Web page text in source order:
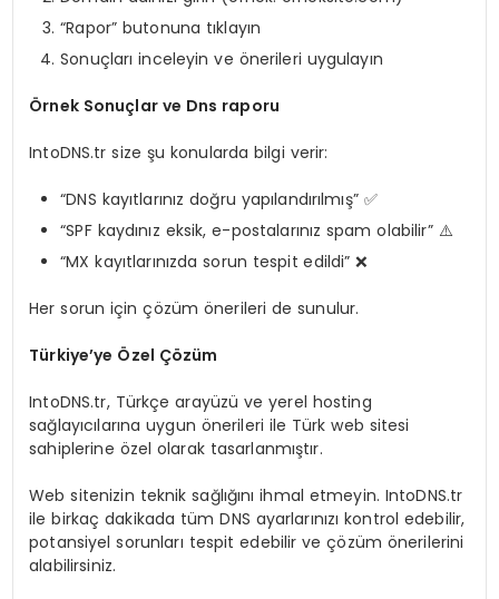
“Rapor” butonuna tıklayın
Sonuçları inceleyin ve önerileri uygulayın
Örnek Sonuçlar ve Dns raporu
IntoDNS.tr size şu konularda bilgi verir:
“DNS kayıtlarınız doğru yapılandırılmış” ✅
“SPF kaydınız eksik, e-postalarınız spam olabilir” ⚠️
“MX kayıtlarınızda sorun tespit edildi” ❌
Her sorun için çözüm önerileri de sunulur.
Türkiye’ye Özel Çözüm
IntoDNS.tr, Türkçe arayüzü ve yerel hosting
sağlayıcılarına uygun önerileri ile Türk web sitesi
sahiplerine özel olarak tasarlanmıştır.
Web sitenizin teknik sağlığını ihmal etmeyin. IntoDNS.tr
ile birkaç dakikada tüm DNS ayarlarınızı kontrol edebilir,
potansiyel sorunları tespit edebilir ve çözüm önerilerini
alabilirsiniz.